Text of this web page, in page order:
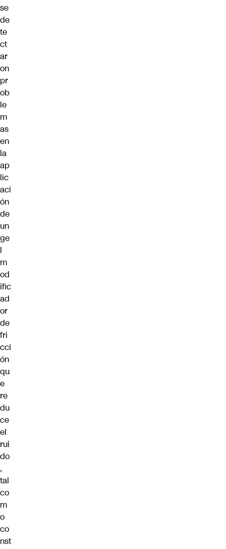
se
de
te
ct
ar
on
pr
ob
le
m
as
en
la
ap
lic
aci
ón
de
un
ge
l
m
od
ific
ad
or
de
fri
cci
ón
qu
e
re
du
ce
el
rui
do
,
tal
co
m
o
co
nst